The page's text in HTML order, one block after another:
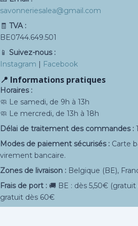
savonneriesalea@gmail.com
🧾 TVA :
BE0744.649.501
📱 Suivez-nous :
Instagram | Facebook
📍 Informations pratiques
Horaires :
🧼 Le samedi, de 9h à 13h
🧼 Le mercredi, de 13h à 18h
Délai de traitement des commandes :
Modes de paiement sécurisés : Carte
virement bancaire.
Zones de livraison : Belgique (BE),
Frais de port : 🚚 BE : dès 5,50€ (gratuit
gratuit dès 60€